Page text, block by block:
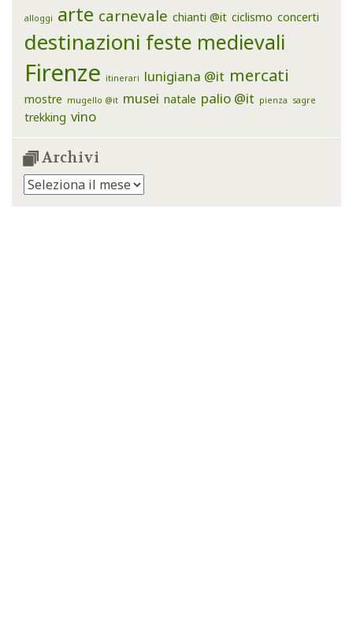
alloggi arte carnevale chianti @it ciclismo concerti
destinazioni feste medievali
Firenze itinerari lunigiana @it mercati
mostre mugello @it musei natale palio @it pienza sagre
trekking vino
Archivi
Archivi